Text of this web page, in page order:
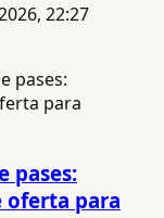
22:27
pases:
para